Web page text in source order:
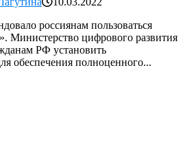
россиянам пользоваться
Министерство цифрового развития
РФ установить
обеспечения полноценного...